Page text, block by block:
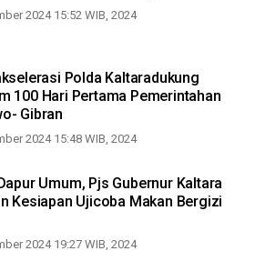
2024 15:52 WIB, 2024
Polda Kaltaradukung
100 Hari Pertama Pemerintahan
Gibran
2024 15:48 WIB, 2024
Umum, Pjs Gubernur Kaltara
Kesiapan Ujicoba Makan Bergizi
2024 19:27 WIB, 2024